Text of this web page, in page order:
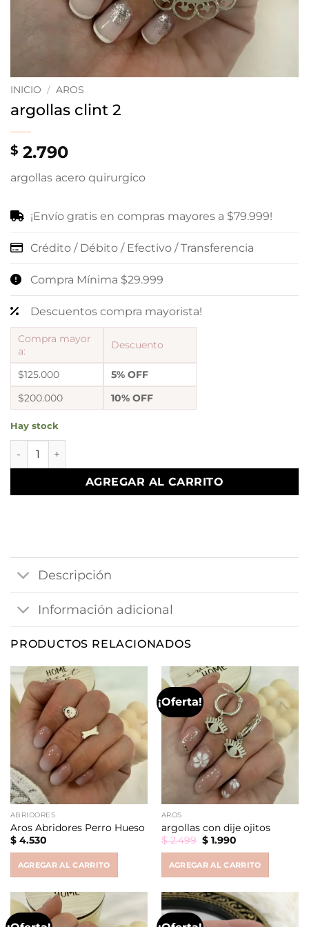
INICIO / AROS
argollas clint 2
$ 2.790
argollas acero quirurgico
¡Envío gratis en compras mayores a $79.999!
Crédito / Débito / Efectivo / Transferencia
Compra Mínima $29.999
Descuentos compra mayorista!
Compra mayor
a:
Descuento
$125.000
5% OFF
$200.000
10% OFF
Hay stock
argollas clint 2 cantidad
AGREGAR AL CARRITO
Descripción
Información adicional
PRODUCTOS RELACIONADOS
ABRIDORES
Aros Abridores Perro Hueso
$4.530
AGREGAR AL CARRITO
¡Oferta!
AROS
argollas con dije ojitos
$2.499 Original
price
$ 2.499.
$1.990Current
$ 1.990.
AGREGAR AL CARRITO